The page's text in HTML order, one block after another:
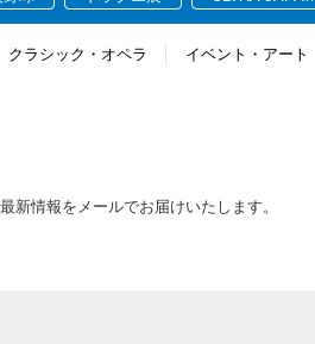
クラシック・オペラ イベント・アート
新情報をメールでお届けいたします。